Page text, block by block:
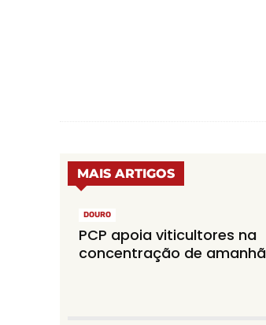
MAIS ARTIGOS
DOURO
PCP apoia viticultores na
concentração de amanhã